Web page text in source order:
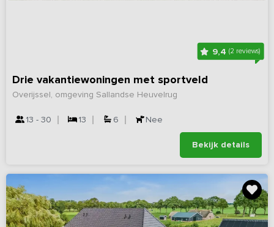
9,4(2 reviews)
Drie vakantiewoningen met sportveld
Overijssel, omgeving Sallandse Heuvelrug
13 - 30 13 6 Nee
Bekijk details